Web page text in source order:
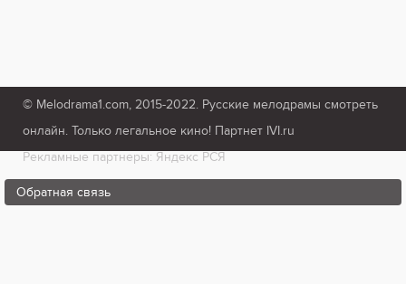
© Melodrama1.com, 2015-2022. Русские мелодрамы смотреть
онлайн. Только легальное кино! Партнет IVI.ru
Рекламные партнеры: Яндекс РСЯ
Обратная связь